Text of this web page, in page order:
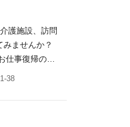
は仕事内容
障がいのある
立、コミュ
の成長を長期
をお持ちの方
した。 「子
う気持ちを
のミーティ
や支援の考
士で学び合
未経験だけ
けでOKです
は仕事内容
の特性や発
！」という成
が、この仕
た経験を活か
祉分野未経
発達に関する
護施設、訪問
ませんか？
事復帰の方
・コミュニケ
わり方を学
】 言語聴覚士
の特性や発
38